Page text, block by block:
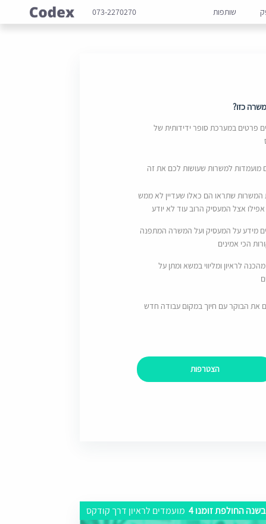
שותפות 073-2270270
כזו?
פרטים במערכת סופר ידידותית של
מועמדות למשרות שעושות לכם את זה
המשרות שתראו הם כאלו שעדיין לא ממש
אצל המעסיק הרוב עוד לא יודע
מידע על המעסיק ועל המשרה המתפנה
הכי אמינים
לראיון ומליווי במשא ומתן על
את הבוקר עם חיוך במקום עבודה חדש
הצטרפות
בשנה החולפת זומנו 4 מועמדים לראיון דרך קודקס